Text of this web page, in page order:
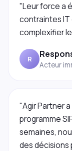
"Leur force a
contraintes IT
complexifier
R
Acteur
"Agir Partner
programme
semaines,
des décisions